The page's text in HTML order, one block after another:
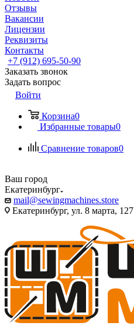
Отзывы
Вакансии
Лицензии
Реквизиты
Контакты
+7 (912) 695-50-90
Заказать звонок
Задать вопрос
Войти
Корзина0
Избранные товары0
Сравнение товаров0
Ваш город
Екатеринбург
mail@sewingmachines.store
Екатеринбург, ул. 8 марта, 127